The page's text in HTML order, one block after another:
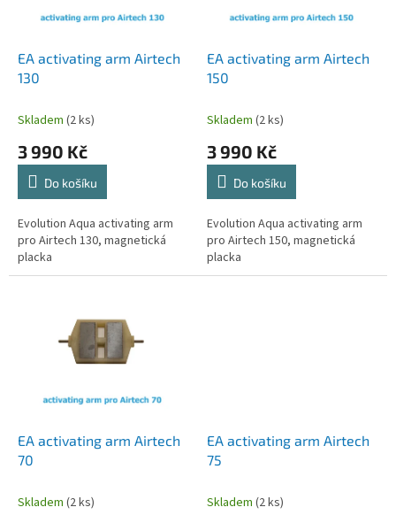
EA activating arm Airtech
130
Skladem (2 ks)
3 990 Kč
Do košíku
Evolution Aqua activating arm
pro Airtech 130, magnetická
placka
EA activating arm Airtech
150
Skladem (2 ks)
3 990 Kč
Do košíku
Evolution Aqua activating arm
pro Airtech 150, magnetická
placka
EA activating arm Airtech
70
Skladem (2 ks)
EA activating arm Airtech
75
Skladem (2 ks)